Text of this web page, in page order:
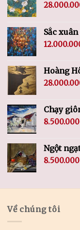
Sắc
Hoàng
Chạy
8.500.000
Ngột
8.500.000
Về chúng tôi